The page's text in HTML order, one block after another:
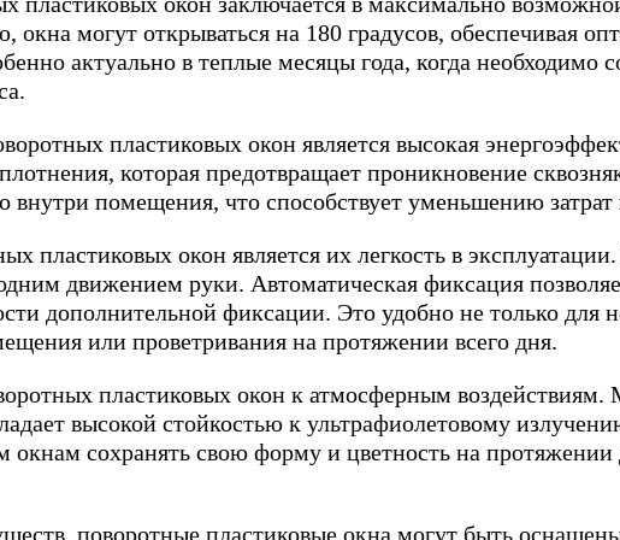
окна могут открываться на 180 градусов, обеспечивая
актуально в теплые месяцы года, когда необходимо
пластиковых окон является высокая
которая предотвращает проникновение
внутри помещения, что способствует уменьшению затрат
пластиковых окон является их легкость в
движением руки. Автоматическая фиксация
дополнительной фиксации. Это удобно не только для
или проветривания на протяжении всего дня.
пластиковых окон к атмосферным воздействиям.
высокой стойкостью к ультрафиолетовому
окнам сохранять свою форму и цветность на протяжении
поворотные пластиковые окна могут быть